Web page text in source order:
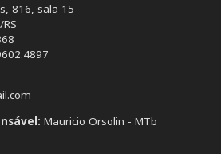
816, sala 15
Mauricio Orsolin - MTb